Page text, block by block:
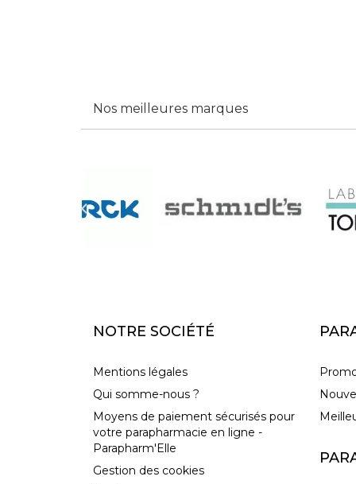
Nos meilleures marques

NOTRE SOCIÉTÉ
Mentions légales
Qui somme-nous ?
Moyens de paiement sécurisés pour
votre parapharmacie en ligne -
Parapharm'Elle
Gestion des cookies